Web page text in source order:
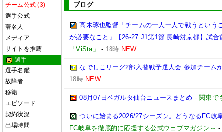
チーム公式 (3)
選手公式
著名人
メディア
サイトを推薦
選手
選手名鑑
故障者
移籍
エピソード
契約状況
出場時間
ブログ
高木琢也監督「チームの一人一人で戦うという
が必要なこと」【26-27.J1第1節 長崎対京都】試合
「ViSta」
- 18時 NEW
なでしこリーグ2部入替戦予選大会 参加チーム
18時 NEW
08月07日ベガルタ仙台ニュースまとめ - 関東で
ついに始まる2026/27シーズン。どうなるFC岐
FC岐阜を徹底的に応援する公式ウェブマガジン～ -